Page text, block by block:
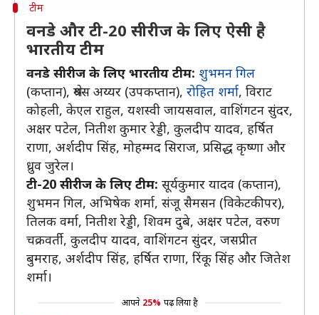
टीम
वनडे और टी-20 सीरीज के लिए ऐसी है
भारतीय टीम
वनडे सीरीज के लिए भारतीय टीम: शुभमन गिल
(कप्तान), श्रेयस अय्यर (उपकप्तान), रोहित शर्मा, विराट
कोहली, केएल राहुल, यशस्वी जायसवाल, वाशिंगटन सुंदर,
अक्षर पटेल, नितीश कुमार रेड्डी, कुलदीप यादव, हर्षित
राणा, अर्शदीप सिंह, मोहम्मद सिराज, प्रसिद्ध कृष्णा और
ध्रुव जुरेल।
टी-20 सीरीज के लिए टीम: सूर्यकुमार यादव (कप्तान),
शुभमन गिल, अभिषेक शर्मा, संजू सैमसन (विकेटकीपर),
तिलक वर्मा, नितीश रेड्डी, शिवम दुबे, अक्षर पटेल, वरुण
चक्रवर्ती, कुलदीप यादव, वाशिंगटन सुंदर, जसप्रीत
बुमराह, अर्शदीप सिंह, हर्षित राणा, रिंकू सिंह और जितेश
शर्मा।
आपने 25% पढ़ लिया है